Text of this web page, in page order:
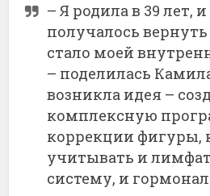
– Я родила в 39 лет,
получалось
стало моей
– поделилась
возникла идея –
комплексную
коррекции фигуры,
учитывать и
систему, и